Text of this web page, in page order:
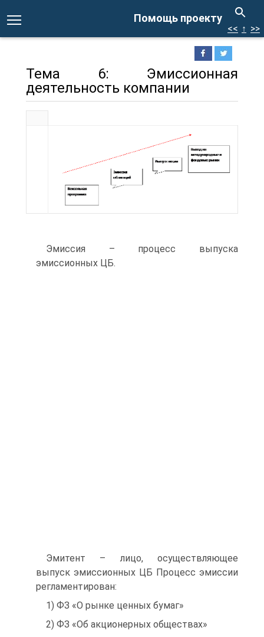
Помощь проекту
<< ↑ >>
Тема 6: Эмиссионная
деятельность компании
Эмиссия – процесс выпуска
эмиссионных ЦБ.
Эмитент – лицо, осуществляющее
выпуск эмиссионных ЦБ Процесс эмиссии
регламентирован:
1) ФЗ «О рынке ценных бумаг»
2) ФЗ «Об акционерных обществах»